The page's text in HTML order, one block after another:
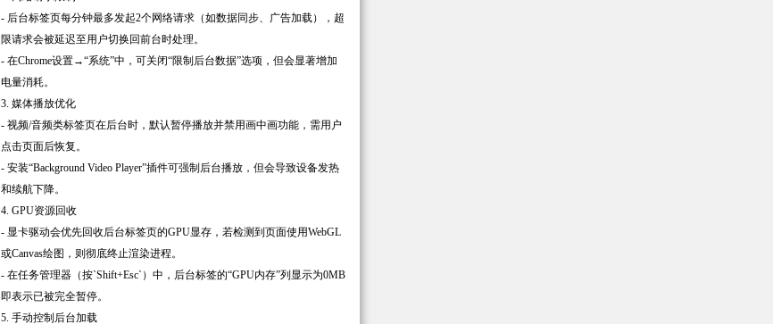
- 后台标签页每分钟最多发起2个网络请求（如数据同步、广告加载），超
限请求会被延迟至用户切换回前台时处理。
- 在Chrome设置→“系统”中，可关闭“限制后台数据”选项，但会显著增加
电量消耗。
3. 媒体播放优化
- 视频/音频类标签页在后台时，默认暂停播放并禁用画中画功能，需用户
点击页面后恢复。
- 安装“Background Video Player”插件可强制后台播放，但会导致设备发热
和续航下降。
4. GPU资源回收
- 显卡驱动会优先回收后台标签页的GPU显存，若检测到页面使用WebGL
或Canvas绘图，则彻底终止渲染进程。
- 在任务管理器（按`Shift+Esc`）中，后台标签的“GPU内存”列显示为0MB
即表示已被完全暂停。
5. 手动控制后台加载